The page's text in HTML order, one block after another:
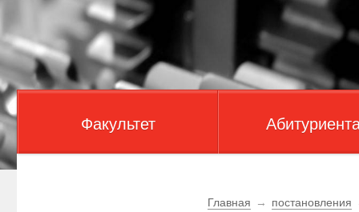
Факультет
Главная → постановления